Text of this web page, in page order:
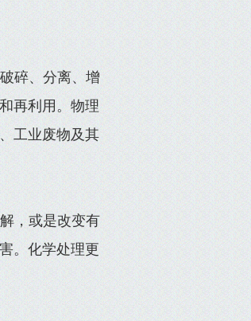
碎、分离、增
再利用。物理
工业废物及其
，或是改变有
。化学处理更